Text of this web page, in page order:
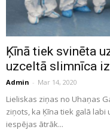
Ķīnā tiek svinēta
uzceltā slimnīca
Admin - Mar 14, 2020
Lieliskas ziņas no Uhaņas
ziņots, ka Ķīna tiek galā
iespējas ātrāk...